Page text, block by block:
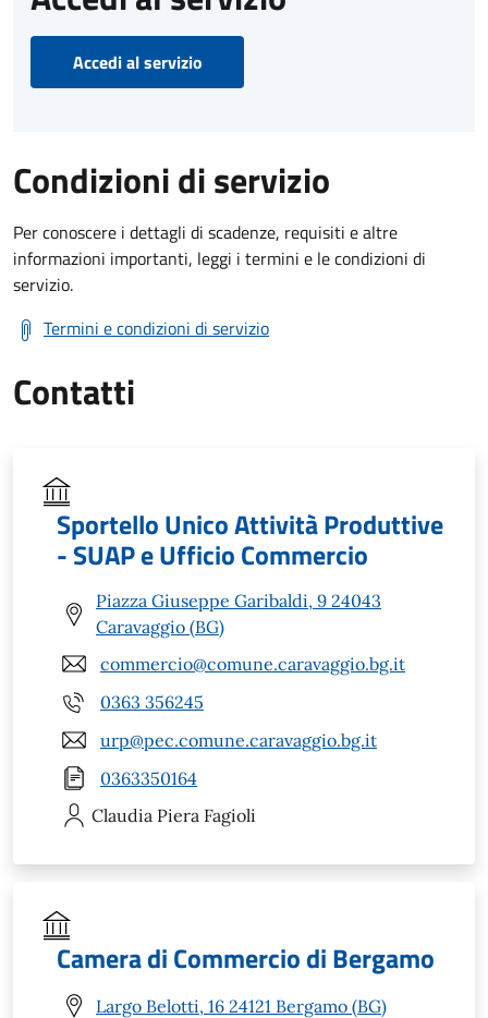
Accedi al servizio
Condizioni di servizio
Per conoscere i dettagli di scadenze, requisiti e altre
informazioni importanti, leggi i termini e le condizioni di
servizio.
Termini e condizioni di servizio
Contatti
Sportello Unico Attività Produttive
- SUAP e Ufficio Commercio
Piazza Giuseppe Garibaldi, 9 24043
Caravaggio (BG)
commercio@comune.caravaggio.bg.it
0363 356245
urp@pec.comune.caravaggio.bg.it
0363350164
Claudia Piera Fagioli
Camera di Commercio di Bergamo
Largo Belotti, 16 24121 Bergamo (BG)